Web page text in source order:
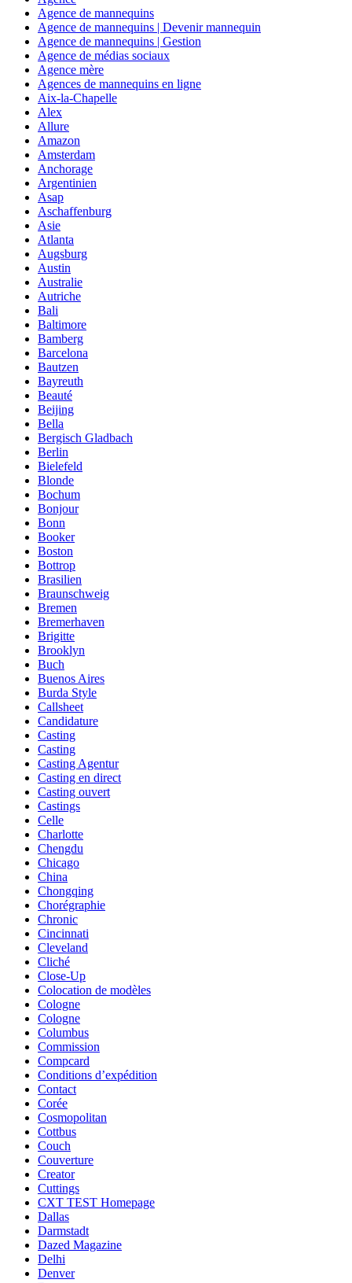
Agence de mannequins
Agence de mannequins | Devenir mannequin
Agence de mannequins | Gestion
Agence de médias sociaux
Agence mère
Agences de mannequins en ligne
Aix-la-Chapelle
Alex
Allure
Amazon
Amsterdam
Anchorage
Argentinien
Asap
Aschaffenburg
Asie
Atlanta
Augsburg
Austin
Australie
Autriche
Bali
Baltimore
Bamberg
Barcelona
Bautzen
Bayreuth
Beauté
Beijing
Bella
Bergisch Gladbach
Berlin
Bielefeld
Blonde
Bochum
Bonjour
Bonn
Booker
Boston
Bottrop
Brasilien
Braunschweig
Bremen
Bremerhaven
Brigitte
Brooklyn
Buch
Buenos Aires
Burda Style
Callsheet
Candidature
Casting
Casting
Casting Agentur
Casting en direct
Casting ouvert
Castings
Celle
Charlotte
Chengdu
Chicago
China
Chongqing
Chorégraphie
Chronic
Cincinnati
Cleveland
Cliché
Close-Up
Colocation de modèles
Cologne
Cologne
Columbus
Commission
Compcard
Conditions d’expédition
Contact
Corée
Cosmopolitan
Cottbus
Couch
Couverture
Creator
Cuttings
CXT TEST Homepage
Dallas
Darmstadt
Dazed Magazine
Delhi
Denver